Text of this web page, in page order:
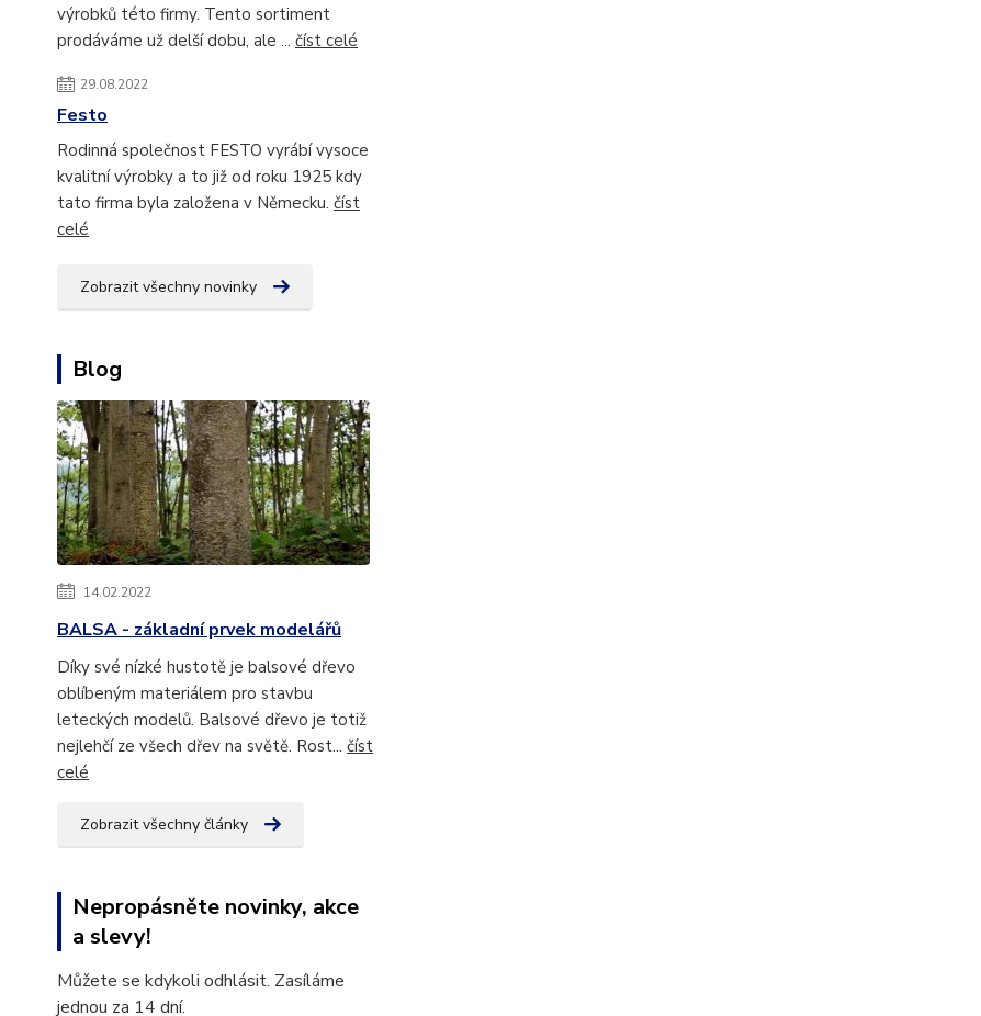
výrobků této firmy. Tento sortiment
prodáváme už delší dobu, ale ... číst celé
29.08.2022
Festo
Rodinná společnost FESTO vyrábí vysoce
kvalitní výrobky a to již od roku 1925 kdy
tato firma byla založena v Německu. číst
celé
Zobrazit všechny novinky
Blog
14.02.2022
BALSA - základní prvek modelářů
Díky své nízké hustotě je balsové dřevo
oblíbeným materiálem pro stavbu
leteckých modelů. Balsové dřevo je totiž
nejlehčí ze všech dřev na světě. Rost... číst
celé
Zobrazit všechny články
Nepropásněte novinky, akce
a slevy!
Můžete se kdykoli odhlásit. Zasíláme
jednou za 14 dní.